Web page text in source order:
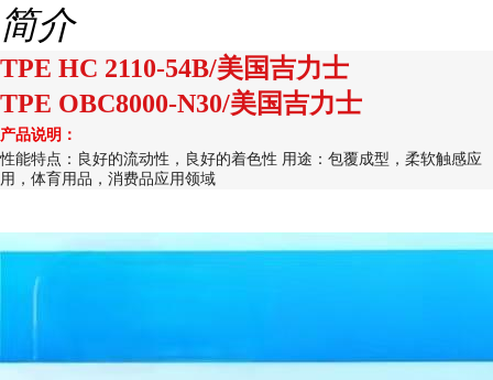
简介
TPE HC 2110-54B/美国吉力士
TPE OBC8000-N30/美国吉力士
产品说明：
性能特点：良好的流动性，良好的着色性 用途：包覆成型，柔软触感应
用，体育用品，消费品应用领域